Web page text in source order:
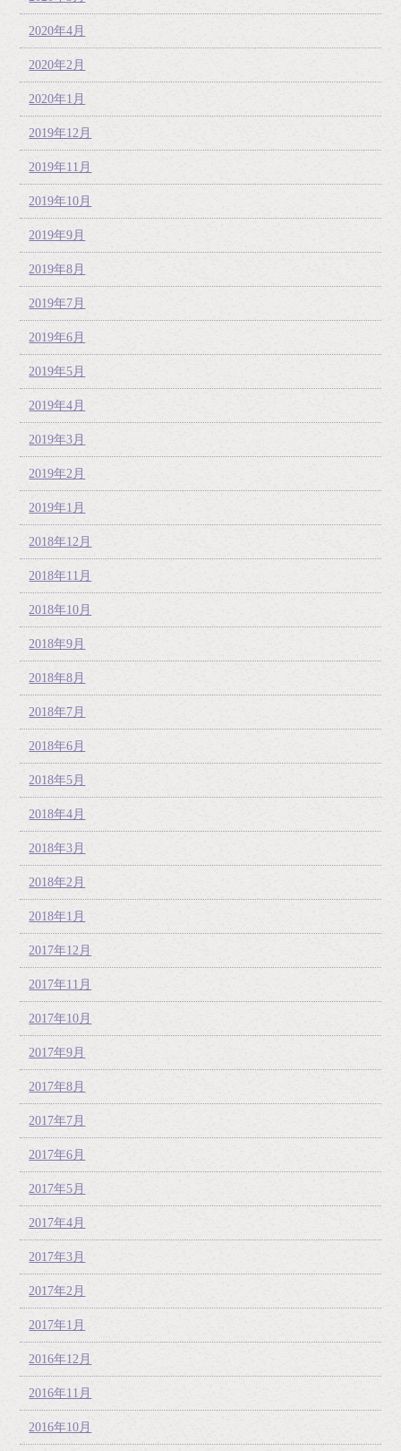
2020年4月
2020年2月
2020年1月
2019年12月
2019年11月
2019年10月
2019年9月
2019年8月
2019年7月
2019年6月
2019年5月
2019年4月
2019年3月
2019年2月
2019年1月
2018年12月
2018年11月
2018年10月
2018年9月
2018年8月
2018年7月
2018年6月
2018年5月
2018年4月
2018年3月
2018年2月
2018年1月
2017年12月
2017年11月
2017年10月
2017年9月
2017年8月
2017年7月
2017年6月
2017年5月
2017年4月
2017年3月
2017年2月
2017年1月
2016年12月
2016年11月
2016年10月